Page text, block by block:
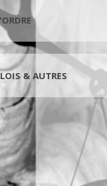
& AUTRES